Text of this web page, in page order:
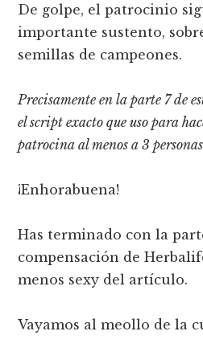
De golpe, el patrocinio
importante sustento,
semillas de campeones.
Precisamente en la parte 7 de
el script exacto que uso para
patrocina al menos a 3
¡Enhorabuena!
Has terminado con la
compensación de
menos sexy del artículo.
Vayamos al meollo de la